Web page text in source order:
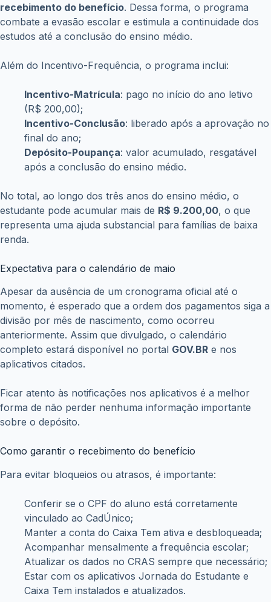
recebimento do benefício. Dessa forma, o programa
combate a evasão escolar e estimula a continuidade dos
estudos até a conclusão do ensino médio.
Além do Incentivo-Frequência, o programa inclui:
Incentivo-Matrícula: pago no início do ano letivo
(R$ 200,00);
Incentivo-Conclusão: liberado após a aprovação no
final do ano;
Depósito-Poupança: valor acumulado, resgatável
após a conclusão do ensino médio.
No total, ao longo dos três anos do ensino médio, o
estudante pode acumular mais de R$ 9.200,00, o que
representa uma ajuda substancial para famílias de baixa
renda.
Expectativa para o calendário de maio
Apesar da ausência de um cronograma oficial até o
momento, é esperado que a ordem dos pagamentos siga a
divisão por mês de nascimento, como ocorreu
anteriormente. Assim que divulgado, o calendário
completo estará disponível no portal GOV.BR e nos
aplicativos citados.
Ficar atento às notificações nos aplicativos é a melhor
forma de não perder nenhuma informação importante
sobre o depósito.
Como garantir o recebimento do benefício
Para evitar bloqueios ou atrasos, é importante:
Conferir se o CPF do aluno está corretamente
vinculado ao CadÚnico;
Manter a conta do Caixa Tem ativa e desbloqueada;
Acompanhar mensalmente a frequência escolar;
Atualizar os dados no CRAS sempre que necessário;
Estar com os aplicativos Jornada do Estudante e
Caixa Tem instalados e atualizados.